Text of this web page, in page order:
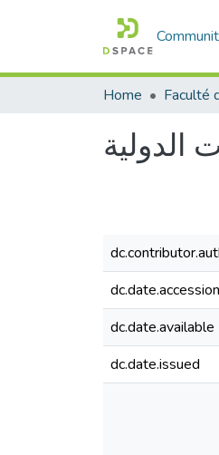
Home
الدولية
dc.date.available
dc.date.issued